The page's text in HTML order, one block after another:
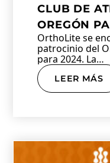
CLUB DE
OREGÓN
OrthoLite se
patrocinio del
para 2024. La…
LEER MÁS